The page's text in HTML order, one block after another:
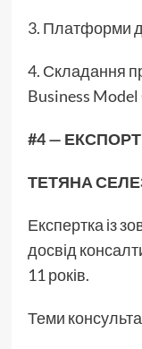
3. Платформи
4. Складання
Business Model
#4 — ЕКСПОРТ
ТЕТЯНА
Експертка із
досвід
11 років.
Теми